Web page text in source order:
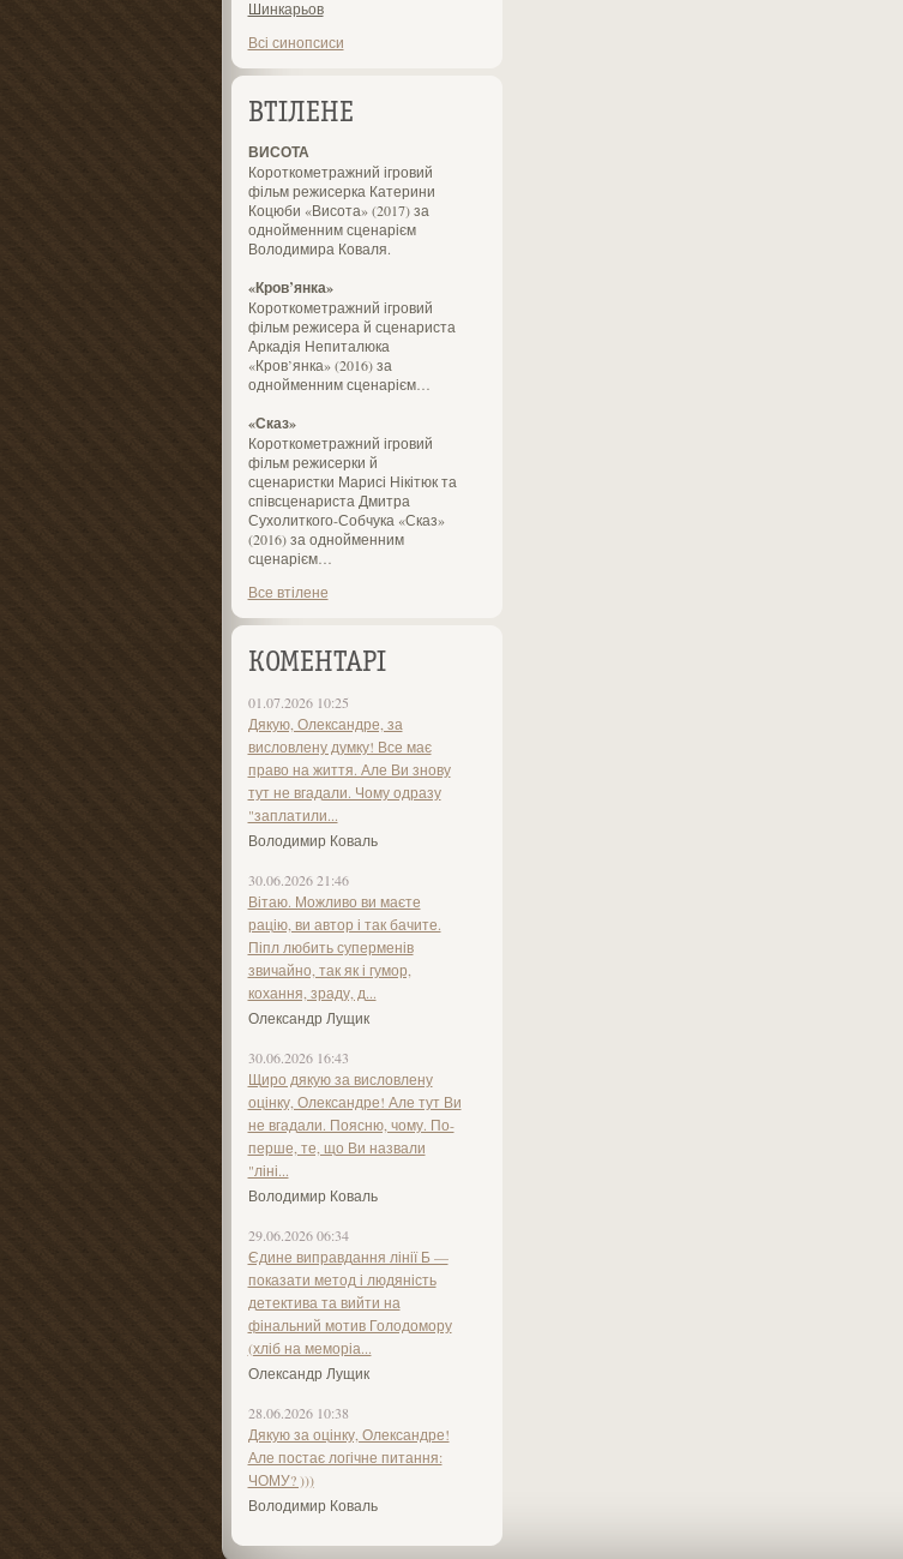
Шинкарьов
Всі синопсиси
ВТІЛЕНЕ
ВИСОТА
Короткометражний ігровий
фільм режисерка Катерини
Коцюби «Висота» (2017) за
однойменним сценарієм
Володимира Коваля.
«Кров’янка»
Короткометражний ігровий
фільм режисера й сценариста
Аркадія Непиталюка
«Кров’янка» (2016) за
однойменним сценарієм…
«Сказ»
Короткометражний ігровий
фільм режисерки й
сценаристки Марисі Нікітюк та
співсценариста Дмитра
Сухолиткого-Собчука «Сказ»
(2016) за однойменним
сценарієм…
Все втілене
КОМЕНТАРІ
01.07.2026 10:25
Дякую, Олександре, за
висловлену думку! Все має
право на життя. Але Ви знову
тут не вгадали. Чому одразу
"заплатили...
Володимир Коваль
30.06.2026 21:46
Вітаю. Можливо ви маєте
рацію, ви автор і так бачите.
Піпл любить суперменів
звичайно, так як і гумор,
кохання, зраду, д...
Олександр Лущик
30.06.2026 16:43
Щиро дякую за висловлену
оцінку, Олександре! Але тут Ви
не вгадали. Поясню, чому. По-
перше, те, що Ви назвали
"ліні...
Володимир Коваль
29.06.2026 06:34
Єдине виправдання лінії Б —
показати метод і людяність
детектива та вийти на
фінальний мотив Голодомору
(хліб на меморіа...
Олександр Лущик
28.06.2026 10:38
Дякую за оцінку, Олександре!
Але постає логічне питання:
ЧОМУ? )))
Володимир Коваль